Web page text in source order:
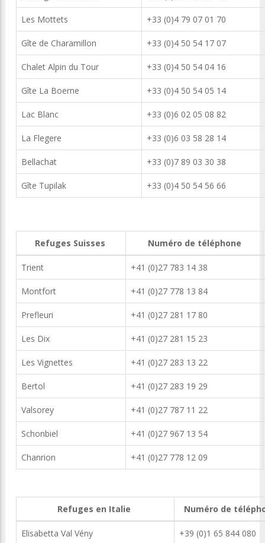
Les Mottets +33 (0)4 79 07 01 70
Gîte de Charamillon +33 (0)4 50 54 17 07
Chalet Alpin du Tour +33 (0)4 50 54 04 16
Gîte La Boerne +33 (0)4 50 54 05 14
Lac Blanc +33 (0)6 02 05 08 82
La Flegere +33 (0)6 03 58 28 14
Bellachat +33 (0)7 89 03 30 38
Gîte Tupilak +33 (0)4 50 54 56 66
Refuges Suisses Numéro de téléphone
Trient +41 (0)27 783 14 38
Montfort +41 (0)27 778 13 84
Prefleuri +41 (0)27 281 17 80
Les Dix +41 (0)27 281 15 23
Les Vignettes +41 (0)27 283 13 22
Bertol +41 (0)27 283 19 29
Valsorey +41 (0)27 787 11 22
Schonbiel +41 (0)27 967 13 54
Chanrion +41 (0)27 778 12 09
Refuges en Italie Numéro de
Elisabetta Val Vény +39 (0)1 65 844 080